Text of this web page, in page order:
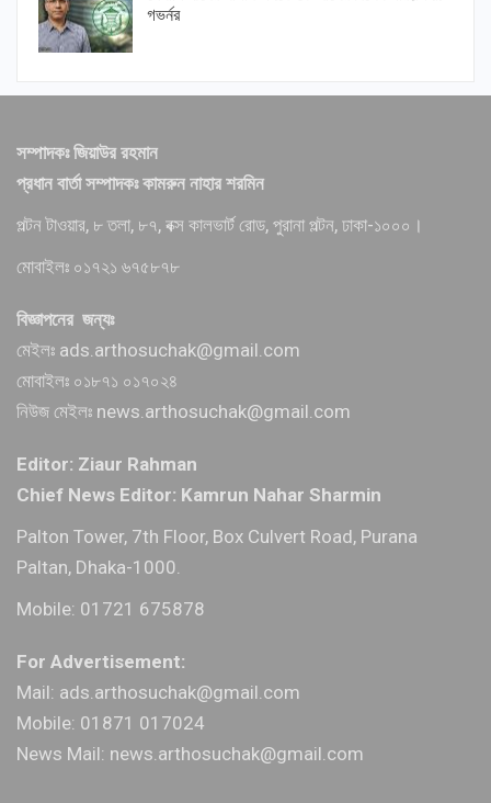
গভর্নর
সম্পাদকঃ জিয়াউর রহমান
প্রধান বার্তা সম্পাদকঃ কামরুন নাহার শরমিন
পল্টন টাওয়ার, ৮ তলা, ৮৭, বক্স কালভার্ট রোড, পুরানা পল্টন, ঢাকা-১০০০।
মোবাইলঃ ০১৭২১ ৬৭৫৮৭৮
বিজ্ঞাপনের জন্যঃ
মেইলঃ ads.arthosuchak@gmail.com
মোবাইলঃ ০১৮৭১ ০১৭০২৪
নিউজ মেইলঃ news.arthosuchak@gmail.com
Editor: Ziaur Rahman
Chief News Editor: Kamrun Nahar Sharmin
Palton Tower, 7th Floor, Box Culvert Road, Purana
Paltan, Dhaka-1000.
Mobile: 01721 675878
For Advertisement:
Mail: ads.arthosuchak@gmail.com
Mobile: 01871 017024
News Mail: news.arthosuchak@gmail.com